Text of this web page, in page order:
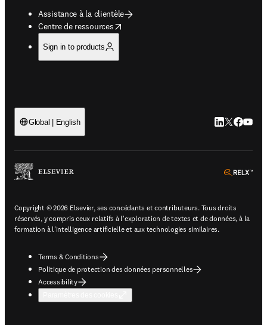
Assistance à la clientèle
Centre de ressources
opens in new tab/window
Sign in to products
Global | English LinkedIn
Twitter
Copyright © 2026 Elsevier, ses concédants et contributeurs. Tous droits
réservés, y compris ceux relatifs à l'exploration de textes et de données, à la
formation à l'intelligence artificielle et aux technologies similaires.
Terms & Conditions
Politique de protection des données personnelles
Accessibility